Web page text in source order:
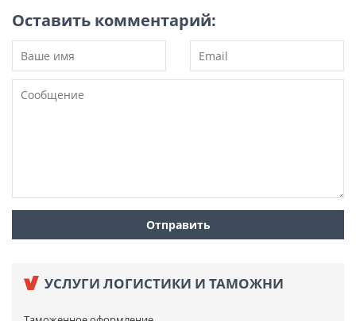
Оставить комментарий:
УСЛУГИ ЛОГИСТИКИ И ТАМОЖНИ